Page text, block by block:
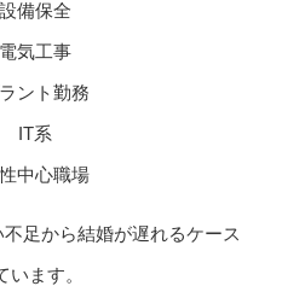
設備保全
電気工事
ント勤務
IT系
中心職場
足から結婚が遅れるケース
います。